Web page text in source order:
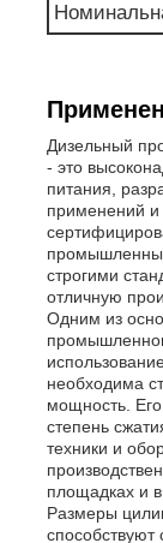
Дизельный
- это
питания,
применений и
строгими
отличную
Одним из
необходима
мощность.
степень
техники и
площадках и в
Размеры